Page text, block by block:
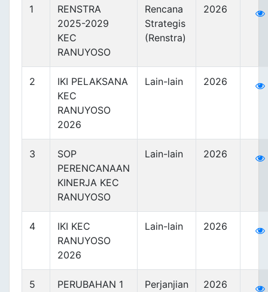
1
RENSTRA
2025-2029
KEC
RANUYOSO
Rencana
Strategis
(Renstra)
2026
2
IKI PELAKSANA
KEC
RANUYOSO
2026
Lain-lain 2026
3
SOP
PERENCANAAN
KINERJA KEC
RANUYOSO
Lain-lain 2026
4
IKI KEC
RANUYOSO
2026
Lain-lain 2026
5
PERUBAHAN 1
Perjanjian
2026